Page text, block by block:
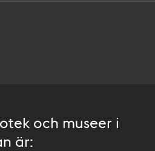
och museer i
är: